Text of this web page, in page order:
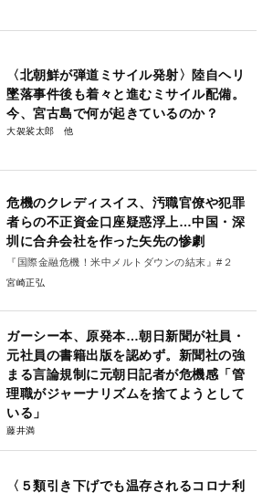
〈北朝鮮が弾道ミサイル発射〉陸自ヘリ
墜落事件後も着々と進むミサイル配備。
今、宮古島で何が起きているのか？
大袈裟太郎
危機のクレディスイス、汚職官僚や犯罪
者らの不正資金口座疑惑浮上…中国・深
圳に合弁会社を作った矢先の惨劇
『国際金融危機！米中メルトダウンの結末』#２
宮崎正弘
ガーシー本、原発本…朝日新聞が社員・
元社員の書籍出版を認めず。新聞社の強
まる言論規制に元朝日記者が危機感「管
理職がジャーナリズムを捨てようとして
いる」
藤井満
〈５類引き下げでも温存されるコロナ利